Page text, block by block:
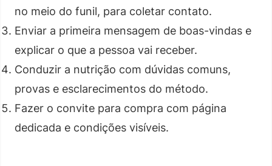
no meio do funil, para coletar contato.
Enviar a primeira mensagem de boas-vindas e
explicar o que a pessoa vai receber.
Conduzir a nutrição com dúvidas comuns,
provas e esclarecimentos do método.
Fazer o convite para compra com página
dedicada e condições visíveis.